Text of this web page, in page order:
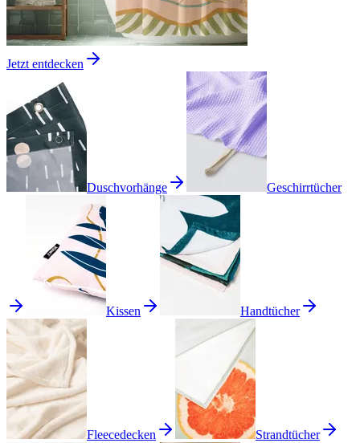
Jetzt entdecken
Duschvorhänge Geschirrtücher
Kissen Handtücher
Fleecedecken Strandtücher